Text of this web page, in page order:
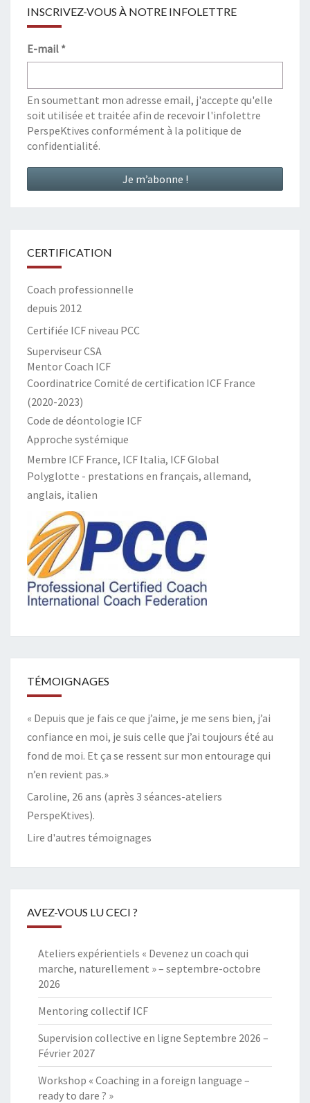
INSCRIVEZ-VOUS À NOTRE INFOLETTRE
E-mail *
En soumettant mon adresse email, j'accepte qu'elle
soit utilisée et traitée afin de recevoir l'infolettre
PerspeKtives conformément à la politique de
confidentialité.
CERTIFICATION
Coach professionnelle
depuis 2012
Certifiée ICF niveau PCC
Superviseur CSA
Mentor Coach ICF
Coordinatrice Comité de certification ICF France
(2020-2023)
Code de déontologie ICF
Approche systémique
Membre ICF France, ICF Italia, ICF Global
Polyglotte - prestations en français, allemand,
anglais, italien
TÉMOIGNAGES
« Depuis que je fais ce que j’aime, je me sens bien, j’ai
confiance en moi, je suis celle que j’ai toujours été au
fond de moi. Et ça se ressent sur mon entourage qui
n’en revient pas.»
Caroline, 26 ans (après 3 séances-ateliers
PerspeKtives).
Lire d'autres témoignages
AVEZ-VOUS LU CECI ?
Ateliers expérientiels « Devenez un coach qui
marche, naturellement » – septembre-octobre
2026
Mentoring collectif ICF
Supervision collective en ligne Septembre 2026 –
Février 2027
Workshop « Coaching in a foreign language –
ready to dare ? »